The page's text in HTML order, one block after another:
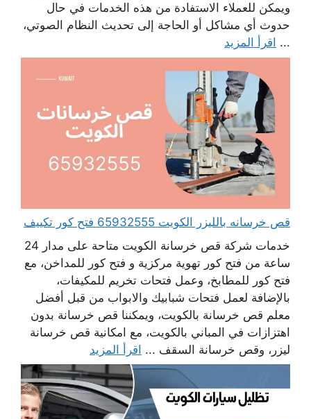
ويمكن للعملاء الاستفادة من هذه الخدمات في حال
حدوث أي مشاكل أو الحاجة إلى تحديث النظام الصوتي،
... اقرأ المزيد
قص خرسانه بالليزر الكويت 65932555 فتح كور تكييف
خدمات شركة قص خرسانة الكويت متاحة على مدار 24
ساعة من فتح كور تهوية مركزية و فتح كور للمداخن، مع
فتح كور للمطابخ، وعمل فتحات تخريم للمكيفات،
بالإضافة لعمل فتحات شبابيك والابواب من قبل أفضل
معلم قص خرسانة بالكويت، ويمكننا قص خرسانة بدون
اهتزازات في المباني بالكويت، مع امكانية قص خرسانة
ليزر، وقص خرسانة السقف ... اقرأ المزيد